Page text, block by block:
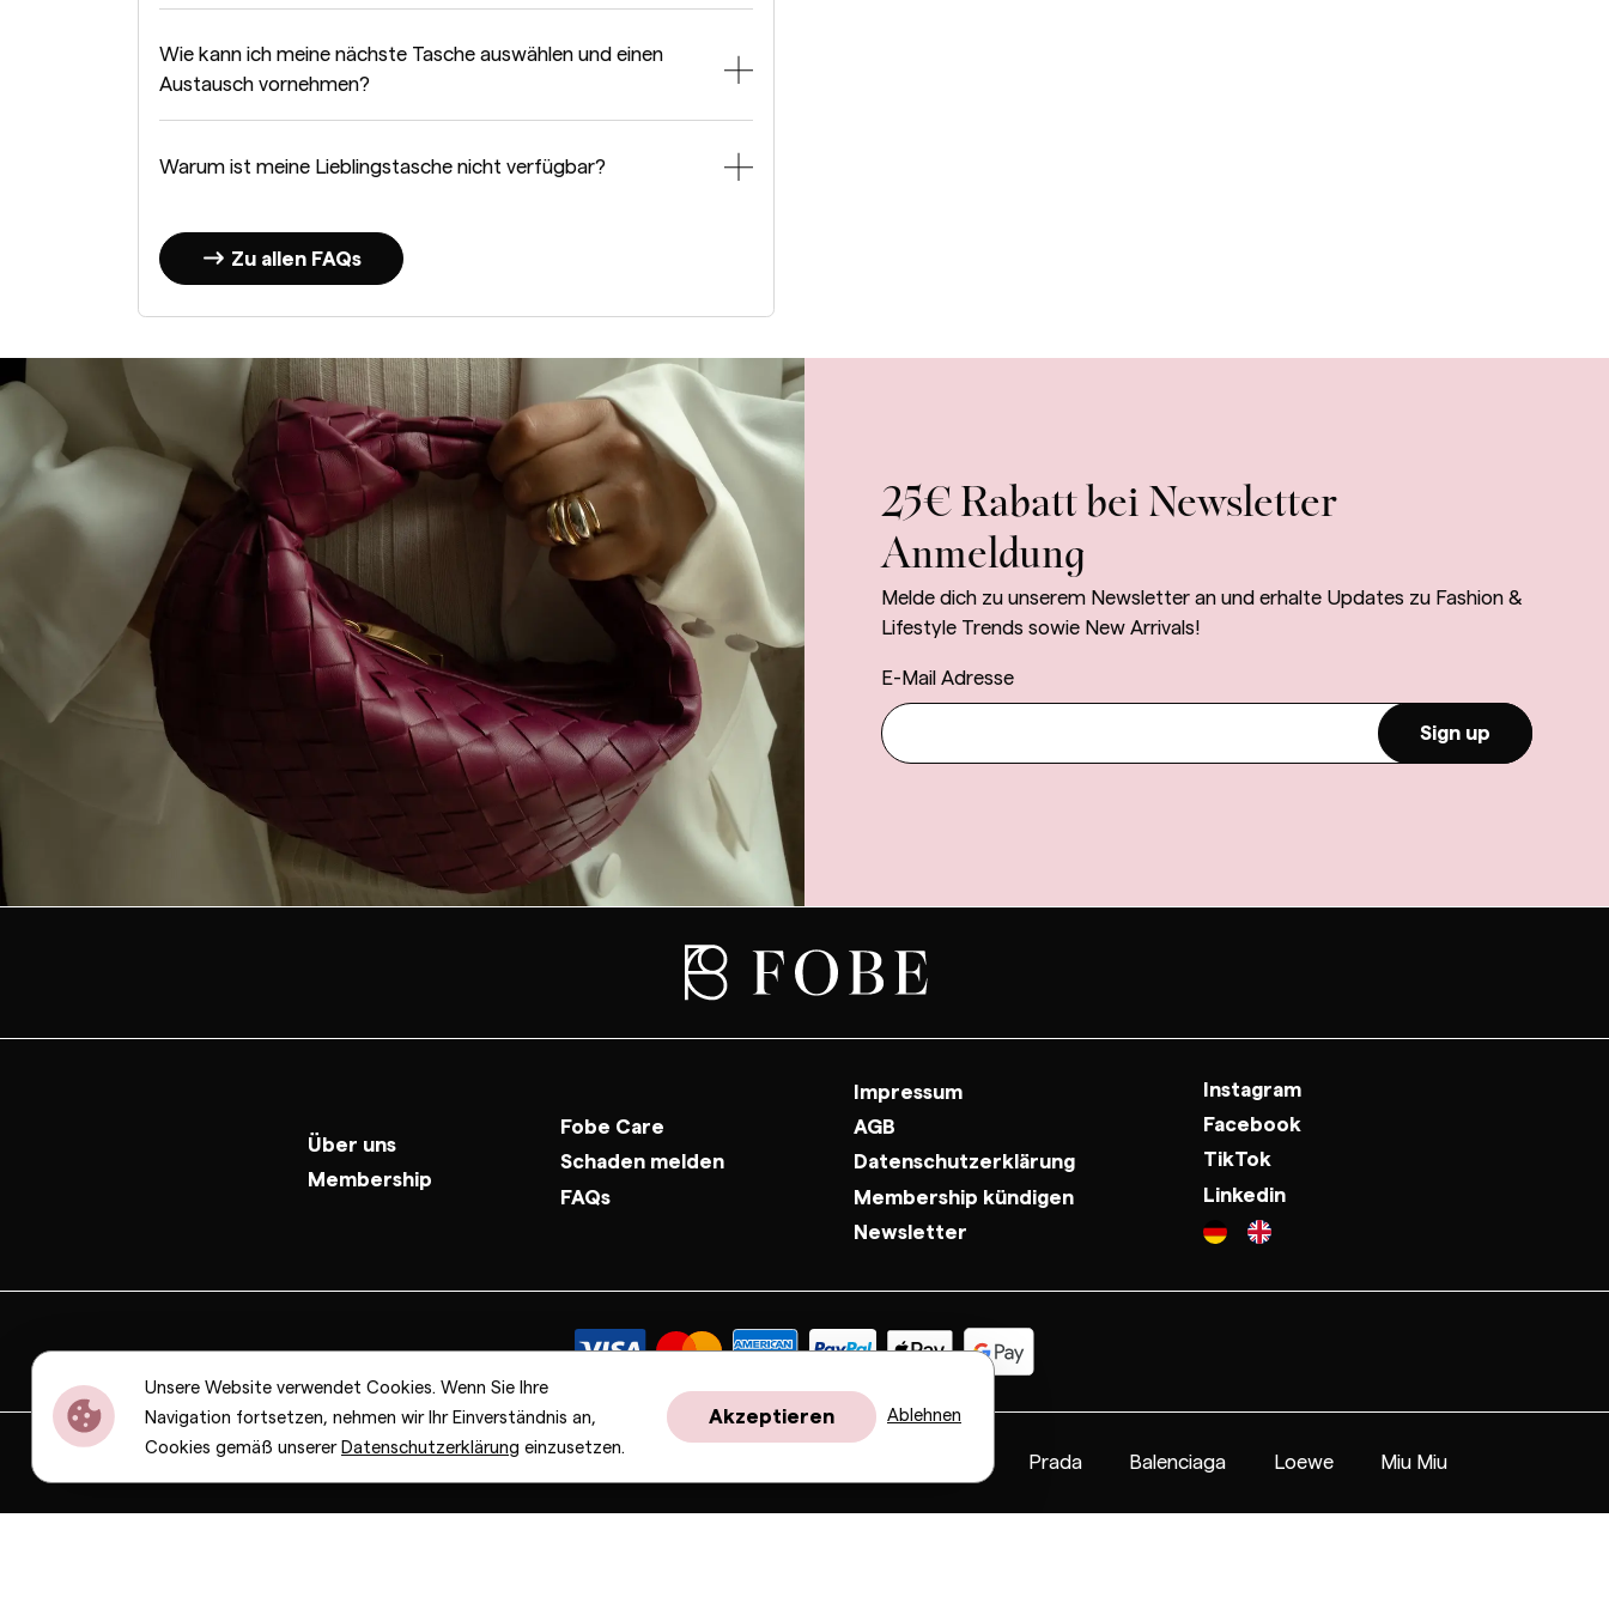
Wie kann ich meine nächste Tasche auswählen und einen
Austausch vornehmen?
Warum ist meine Lieblingstasche nicht verfügbar?
Zu allen FAQs
25€ Rabatt bei Newsletter
Anmeldung
Melde dich zu unserem Newsletter an und erhalte Updates zu Fashion &
Lifestyle Trends sowie New Arrivals!
E-Mail Adresse
Sign up
Über uns
Membership
Fobe Care
Schaden melden
FAQs
Impressum
AGB
Datenschutzerklärung
Membership kündigen
Newsletter
Instagram
Facebook
TikTok
Linkedin
Bottega Veneta Celine Prada Balenciaga Loewe Miu Miu
Unsere Website verwendet Cookies. Wenn Sie Ihre
Navigation fortsetzen, nehmen wir Ihr Einverständnis an,
Cookies gemäß unserer Datenschutzerklärung einzusetzen.
Akzeptieren Ablehnen